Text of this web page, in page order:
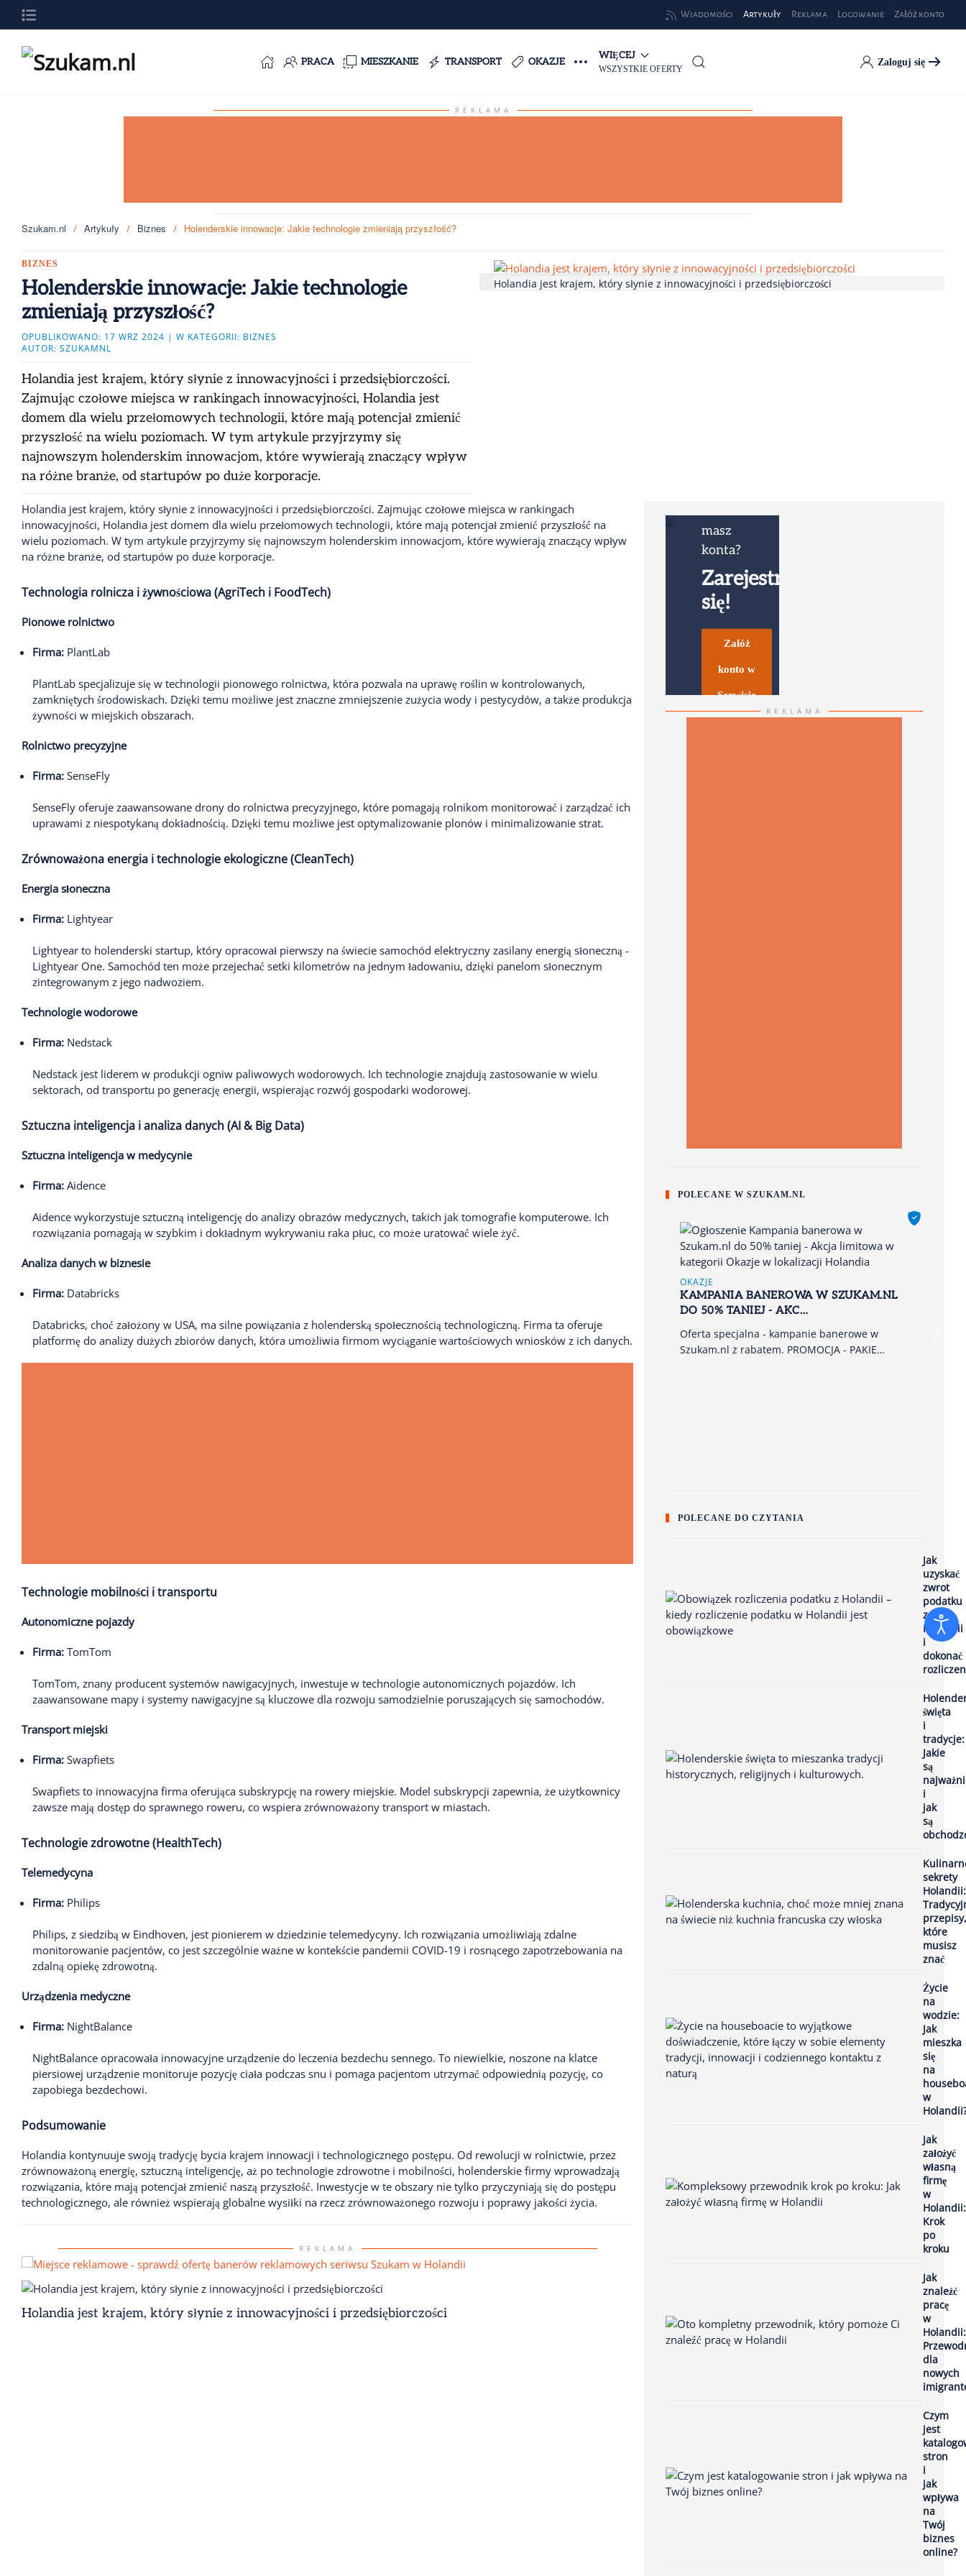
Przejdź do głównej treści
Wiadomości Artykuły Reklama Logowanie Załóż konto
PRACA MIESZKANIE TRANSPORT OKAZJE
WIĘCEJ
WSZYSTKIE OFERTY
Zaloguj się
REKLAMA
Szukam.nl Artykuły Biznes Holenderskie innowacje: Jakie technologie zmieniają przyszłość?
BIZNES
Holenderskie innowacje: Jakie technologie
zmieniają przyszłość?
OPUBLIKOWANO: 17 WRZ 2024 | W KATEGORII: BIZNES
AUTOR: SZUKAMNL
Holandia jest krajem, który słynie z innowacyjności i przedsiębiorczości.
Zajmując czołowe miejsca w rankingach innowacyjności, Holandia jest
domem dla wielu przełomowych technologii, które mają potencjał zmienić
przyszłość na wielu poziomach. W tym artykule przyjrzymy się
najnowszym holenderskim innowacjom, które wywierają znaczący wpływ
na różne branże, od startupów po duże korporacje.
Holandia jest krajem, który słynie z innowacyjności i przedsiębiorczości
Holandia jest krajem, który słynie z innowacyjności i przedsiębiorczości. Zajmując czołowe miejsca w rankingach
innowacyjności, Holandia jest domem dla wielu przełomowych technologii, które mają potencjał zmienić przyszłość na
wielu poziomach. W tym artykule przyjrzymy się najnowszym holenderskim innowacjom, które wywierają znaczący wpływ
na różne branże, od startupów po duże korporacje.
Technologia rolnicza i żywnościowa (AgriTech i FoodTech)
Pionowe rolnictwo
Firma: PlantLab
PlantLab specjalizuje się w technologii pionowego rolnictwa, która pozwala na uprawę roślin w kontrolowanych,
zamkniętych środowiskach. Dzięki temu możliwe jest znaczne zmniejszenie zużycia wody i pestycydów, a także produkcja
żywności w miejskich obszarach.
Rolnictwo precyzyjne
Firma: SenseFly
SenseFly oferuje zaawansowane drony do rolnictwa precyzyjnego, które pomagają rolnikom monitorować i zarządzać ich
uprawami z niespotykaną dokładnością. Dzięki temu możliwe jest optymalizowanie plonów i minimalizowanie strat.
Zrównoważona energia i technologie ekologiczne (CleanTech)
Energia słoneczna
Firma: Lightyear
Lightyear to holenderski startup, który opracował pierwszy na świecie samochód elektryczny zasilany energią słoneczną -
Lightyear One. Samochód ten może przejechać setki kilometrów na jednym ładowaniu, dzięki panelom słonecznym
zintegrowanym z jego nadwoziem.
Technologie wodorowe
Firma: Nedstack
Nedstack jest liderem w produkcji ogniw paliwowych wodorowych. Ich technologie znajdują zastosowanie w wielu
sektorach, od transportu po generację energii, wspierając rozwój gospodarki wodorowej.
Sztuczna inteligencja i analiza danych (AI & Big Data)
Sztuczna inteligencja w medycynie
Firma: Aidence
Aidence wykorzystuje sztuczną inteligencję do analizy obrazów medycznych, takich jak tomografie komputerowe. Ich
rozwiązania pomagają w szybkim i dokładnym wykrywaniu raka płuc, co może uratować wiele żyć.
Analiza danych w biznesie
Firma: Databricks
Databricks, choć założony w USA, ma silne powiązania z holenderską społecznością technologiczną. Firma ta oferuje
platformę do analizy dużych zbiorów danych, która umożliwia firmom wyciąganie wartościowych wniosków z ich danych.
Technologie mobilności i transportu
Autonomiczne pojazdy
Firma: TomTom
TomTom, znany producent systemów nawigacyjnych, inwestuje w technologie autonomicznych pojazdów. Ich
zaawansowane mapy i systemy nawigacyjne są kluczowe dla rozwoju samodzielnie poruszających się samochodów.
Transport miejski
Firma: Swapfiets
Swapfiets to innowacyjna firma oferująca subskrypcję na rowery miejskie. Model subskrypcji zapewnia, że użytkownicy
zawsze mają dostęp do sprawnego roweru, co wspiera zrównoważony transport w miastach.
Technologie zdrowotne (HealthTech)
Telemedycyna
Firma: Philips
Philips, z siedzibą w Eindhoven, jest pionierem w dziedzinie telemedycyny. Ich rozwiązania umożliwiają zdalne
monitorowanie pacjentów, co jest szczególnie ważne w kontekście pandemii COVID-19 i rosnącego zapotrzebowania na
zdalną opiekę zdrowotną.
Urządzenia medyczne
Firma: NightBalance
NightBalance opracowała innowacyjne urządzenie do leczenia bezdechu sennego. To niewielkie, noszone na klatce
piersiowej urządzenie monitoruje pozycję ciała podczas snu i pomaga pacjentom utrzymać odpowiednią pozycję, co
zapobiega bezdechowi.
Podsumowanie
Holandia kontynuuje swoją tradycję bycia krajem innowacji i technologicznego postępu. Od rewolucji w rolnictwie, przez
zrównoważoną energię, sztuczną inteligencję, aż po technologie zdrowotne i mobilności, holenderskie firmy wprowadzają
rozwiązania, które mają potencjał zmienić naszą przyszłość. Inwestycje w te obszary nie tylko przyczyniają się do postępu
technologicznego, ale również wspierają globalne wysiłki na rzecz zrównoważonego rozwoju i poprawy jakości życia.
REKLAMA
Holandia jest krajem, który słynie z innowacyjności i przedsiębiorczości
masz
konta?
Zarejestruj
się!
Załóż
konto w
Serwisie
REKLAMA
POLECANE W SZUKAM.NL
Załóż swój sklep za darmo Zaprojektuj swoje
koszulki dzięki generatorowi…
OKAZJE
KAMPANIA BANEROWA W SZUKAM.NL
DO 50% TANIEJ - AKC…
Oferta specjalna - kampanie banerowe w
Szukam.nl z rabatem. PROMOCJA - PAKIE…
POLECANE DO CZYTANIA
Jak
uzyskać
zwrot
podatku
z
Holandii
i
dokonać
święta
i
tradycje:
Jakie
są
i
jak
są
sekrety
Holandii:
przepisy,
które
musisz
znać
Życie
na
wodzie:
Jak
mieszka
się
na
w
Jak
założyć
własną
firmę
w
Holandii:
Krok
po
kroku
Jak
znaleźć
pracę
w
Holandii:
dla
nowych
Czym
jest
stron
i
jak
wpływa
na
Twój
biznes
online?